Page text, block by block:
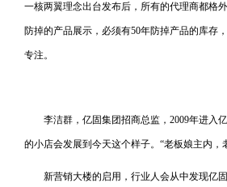
一核两翼理念出台发布后，所有的代理商都格
防掉的产品展示，必须有50年防掉产品的库存
专注。
李洁群，亿固集团招商总监，2009年进入
的小店会发展到今天这个样子。“老板娘主内，
新营销大楼的启用，行业人会从中发现亿